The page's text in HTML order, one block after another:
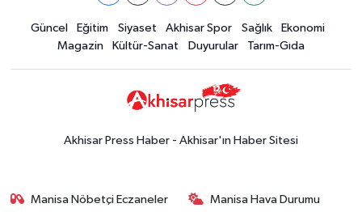
Güncel Eğitim Siyaset Akhisar Spor Sağlık
Ekonomi
Magazin
Kültür-Sanat Duyurular Tarım-Gıda
Akhisar Press Haber - Akhisar'ın Haber Sitesi
Manisa Nöbetçi Eczaneler Manisa Hava Durumu